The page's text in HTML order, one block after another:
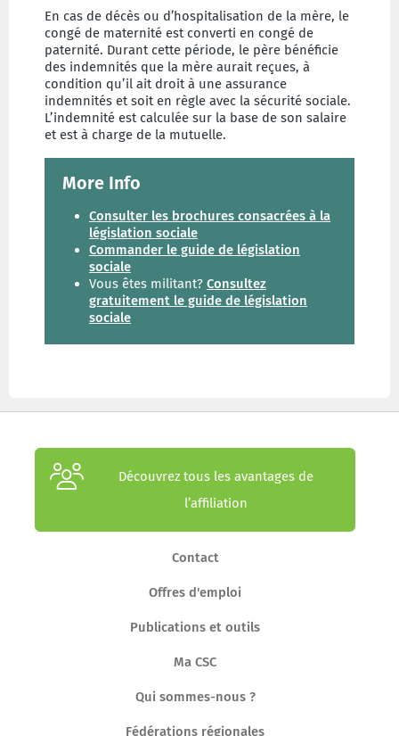
En cas de décès ou d’hospitalisation de la mère, le
congé de maternité est converti en congé de
paternité. Durant cette période, le père bénéficie
des indemnités que la mère aurait reçues, à
condition qu’il ait droit à une assurance
indemnités et soit en règle avec la sécurité sociale.
L’indemnité est calculée sur la base de son salaire
et est à charge de la mutuelle.
More Info
Consulter les brochures consacrées à la
législation sociale
Commander le guide de législation
sociale
Vous êtes militant? Consultez
gratuitement le guide de législation
sociale
Découvrez tous les avantages de
l’affiliation
Contact
Offres d'emploi
Publications et outils
Ma CSC
Qui sommes-nous ?
Fédérations régionales